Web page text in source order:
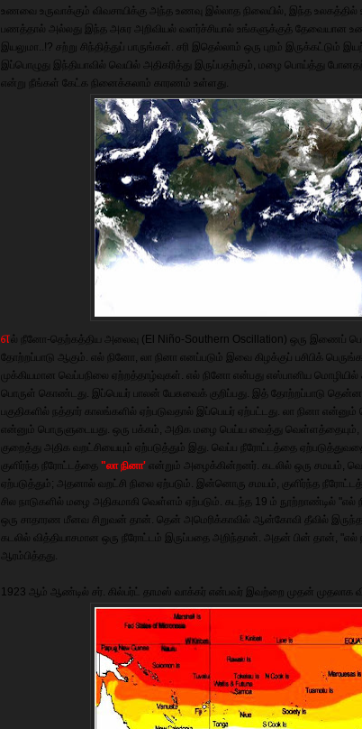
உணவை உருவாக்கும் விவசாயிக்கு அந்த உணவு இல்லாத நிலையில், இந்த
பணத்தால் அல்லது இந்த அசுர அறிவியல் வளர்ச்சியால் உங்களுக்குத் தேவையான
இயலுமா..!? சற்று சிந்தித்துப் பாருங்கள். சரி இதெல்லாம் ஒரு புறம் இருக்கட்டும்
இப்பொழுது இந்தியாவில் வெயில் அதிகரித்து இருப்பதற்கும், மழை பொய்த்து
என்று நீங்கள் கேட்க நினைக்கலாம் காரணம் உள்ளது.
எல் நீனோ-தெற்கத்திய அலைவு (El Niño-Southern Oscillation) ஒரு இணைப்
தோற்றப்பாடு ஆகும். எல் நினோ, லா நினா எனப்படும் இவை கிழக்குப் பசிபிக்
முக்கியமான வெப்பநிலை ஏற்றத்தாழ்வுகள். எல் நினோ என்பது எஸ்பானிய மொழியில்
பொருள் கொண்டது. இப்பெயர் பாலன் யேசுவைக் குறிப்பது. இத் தோற்றப்பாடு
பகுதிகளில் நத்தார் காலங்களில் ஏற்படுவதால் இப்பெயர் ஏற்பட்டது. லா நினா
என்னும் பொருளுடையது. ஒரு பக்கம், அதிக மழை பெய்ய வைத்து
குறைத்து அதிக வறட்சியையும் ஏற்படுத்தும் இது. வெப்ப நீரோட்டத்தை
குளிர்ந்த நீரோட்டத்தை "லா நினா' என்றும் அழைக்கின்றனர். கடலில் ஒரு சமயம்,
ஏற்படுத்தும்; அதனால் வறட்சி நிலை ஏற்படும். இன்னொரு சமயம், குளிர்ந்த
சில நாடுகளில் மழை அதிகமாகி வெள்ளம் ஏற்படும். கடந்த 19 ம் நூற்றாண்டில் "எல்
ஒரு சாதாரண மீனவ சிறுவன் தான். தென் அமெரிக்காவில் ஆன்கோவி தீவில் இருந்த
கடலில் வித்தியாசமான ஒரு நீரோட்டம் இருப்பதை அறிந்தான். அதன் பின் தான், "எல்
ஆரம்பித்தது.
1923 ஆம் ஆண்டில் சர். கில்பர்ட் தாமஸ் வாக்கர் என்பவர் இவற்றை முதன் முதலாக